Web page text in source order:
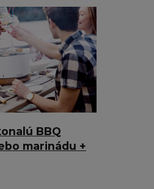
BBQ
marinádu +